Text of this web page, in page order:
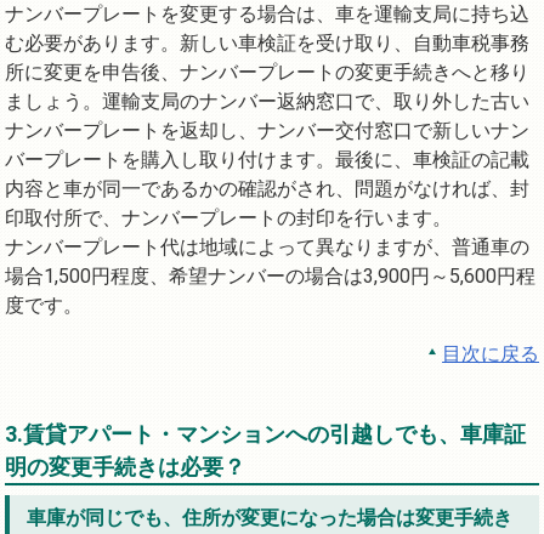
ナンバープレートを変更する場合は、車を運輸支局に持ち込
む必要があります。新しい車検証を受け取り、自動車税事務
所に変更を申告後、ナンバープレートの変更手続きへと移り
ましょう。運輸支局のナンバー返納窓口で、取り外した古い
ナンバープレートを返却し、ナンバー交付窓口で新しいナン
バープレートを購入し取り付けます。最後に、車検証の記載
内容と車が同一であるかの確認がされ、問題がなければ、封
印取付所で、ナンバープレートの封印を行います。
ナンバープレート代は地域によって異なりますが、普通車の
場合1,500円程度、希望ナンバーの場合は3,900円～5,600円程
度です。
目次に戻る
3.賃貸アパート・マンションへの引越しでも、車庫証
明の変更手続きは必要？
車庫が同じでも、住所が変更になった場合は変更手続き